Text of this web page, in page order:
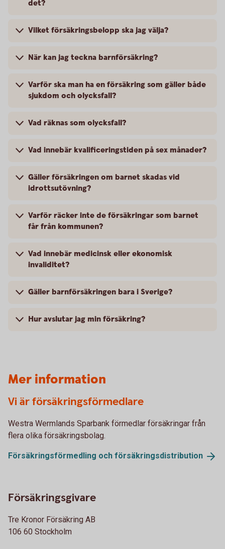
det?
Vilket försäkringsbelopp ska jag välja?
När kan jag teckna barnförsäkring?
Varför ska man ha en försäkring som gäller både
sjukdom och olycksfall?
Vad räknas som olycksfall?
Vad innebär kvalificeringstiden på sex månader?
Gäller försäkringen om barnet skadas vid
idrottsutövning?
Varför räcker inte de försäkringar som barnet
får från kommunen?
Vad innebär medicinsk eller ekonomisk
invaliditet?
Gäller barnförsäkringen bara i Sverige?
Hur avslutar jag min försäkring?
Mer information
Vi är försäkringsförmedlare
Westra Wermlands Sparbank förmedlar försäkringar från
flera olika försäkringsbolag.
Försäkringsförmedling och försäkringsdistribution
Försäkringsgivare
Tre Kronor Försäkring AB
106 60 Stockholm